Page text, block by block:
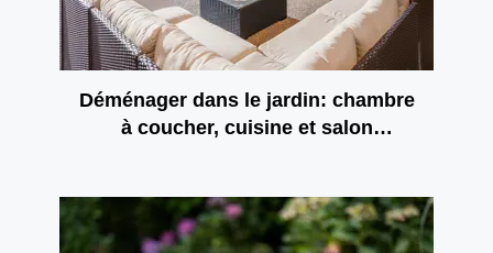
Déménager dans le jardin: chambre
à coucher, cuisine et salon